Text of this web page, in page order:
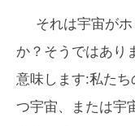
それは宇宙が
か？そうではあり
意味します:私た
つ宇宙、または宇